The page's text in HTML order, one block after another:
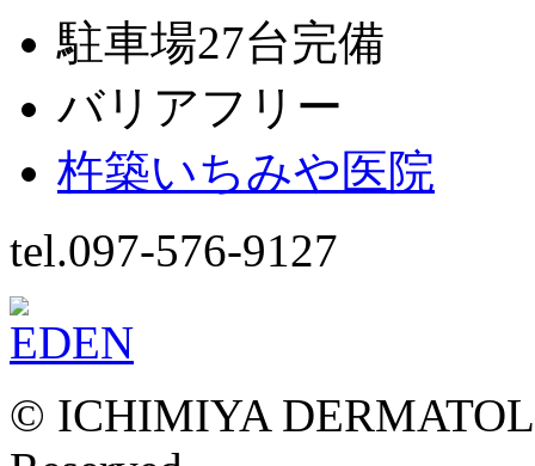
駐車場27台完備
バリアフリー
杵築いちみや医院
tel.097-576-9127
© ICHIMIYA